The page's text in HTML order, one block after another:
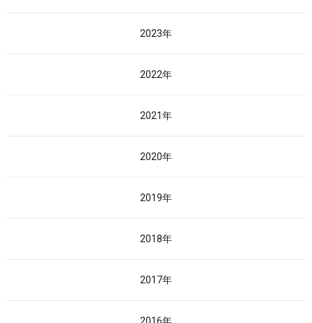
2023年
2022年
2021年
2020年
2019年
2018年
2017年